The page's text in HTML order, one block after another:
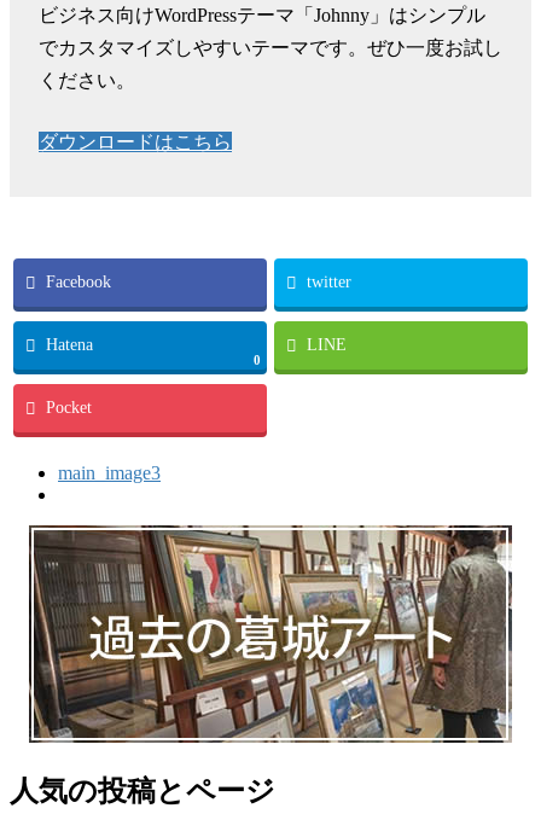
ビジネス向けWordPressテーマ「Johnny」はシンプル
でカスタマイズしやすいテーマです。ぜひ一度お試し
ください。
ダウンロードはこちら
Facebook twitter
Hatena
0
LINE
Pocket
main_image3
人気の投稿とページ